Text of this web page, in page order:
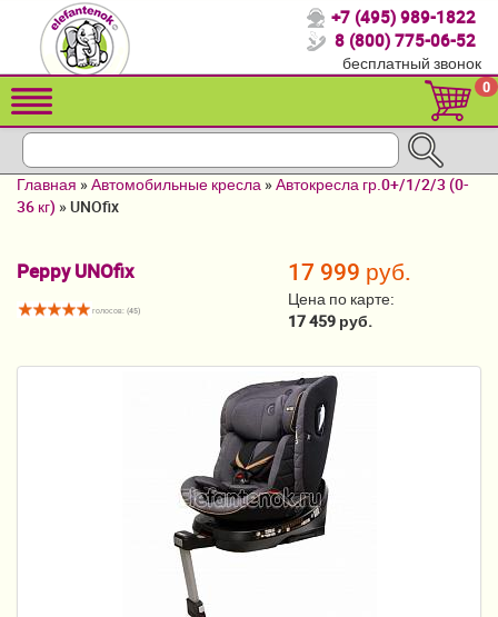
Спасибо, что выбрали нас!
Распродажа!
Детские коляски
Кроватки для новорожденных
Постельные принадлежности
+7 (495) 989-1822
8 (800) 775-06-52
бесплатный звонок
0
Главная »Автомобильные кресла »Автокресла гр.0+/1/2/3 (0-
36 кг) »UNOfix
Peppy UNOfix
голосов: (45)
17 999 руб.
Цена по карте:
17 459 руб.